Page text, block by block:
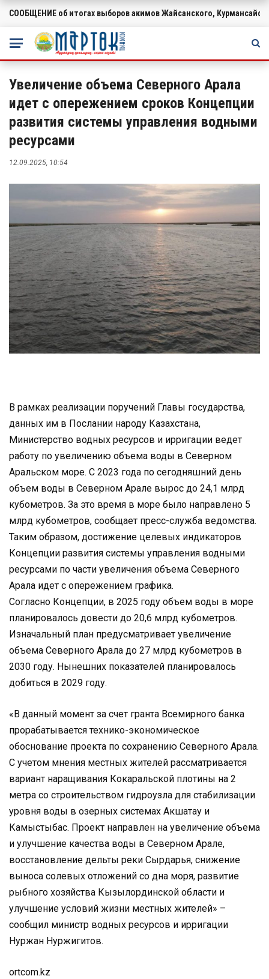
ВАЖНОЕ
СООБЩЕНИЕ об итогах выборов акимов Жайсанского,
Увеличение объема Северного Арала
идет с опережением сроков Концепции
развития системы управления водными
ресурсами
12.09.2025, 10:54
В рамках реализации поручений Главы государства,
данных им в Послании народу Казахстана,
Министерство водных ресурсов и ирригации ведет
работу по увеличению объема воды в Северном
Аральском море. С 2023 года по сегодняшний день
объем воды в Северном Арале вырос до 24,1 млрд
кубометров. За это время в море было направлено 5
млрд кубометров, сообщает пресс-служба ведомства.
Таким образом, достижение целевых индикаторов
Концепции развития системы управления водными
ресурсами по части увеличения объема Северного
Арала идет с опережением графика.
Согласно Концепции, в 2025 году объем воды в море
планировалось довести до 20,6 млрд кубометров.
Изначальный план предусматривает увеличение
объема Северного Арала до 27 млрд кубометров в
2030 году. Нынешних показателей планировалось
добиться в 2029 году.
«В данный момент за счет гранта Всемирного банка
прорабатывается технико-экономическое
обоснование проекта по сохранению Северного Арала.
С учетом мнения местных жителей рассматривается
вариант наращивания Кокаральской плотины на 2
метра со строительством гидроузла для стабилизации
уровня воды в озерных системах Акшатау и
Камыстыбас. Проект направлен на увеличение объема
и улучшение качества воды в Северном Арале,
восстановление дельты реки Сырдарья, снижение
выноса солевых отложений со дна моря, развитие
рыбного хозяйства Кызылординской области и
улучшение условий жизни местных жителей» –
сообщил министр водных ресурсов и ирригации
Нуржан Нуржигитов.
ortcom.kz